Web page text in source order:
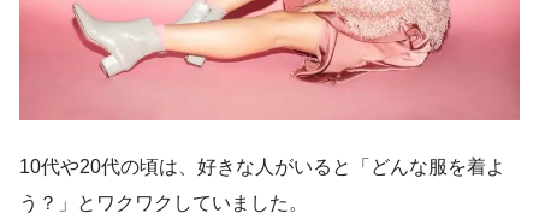
10代や20代の頃は、好きな人がいると「どんな服を着よ
う？」とワクワクしていました。